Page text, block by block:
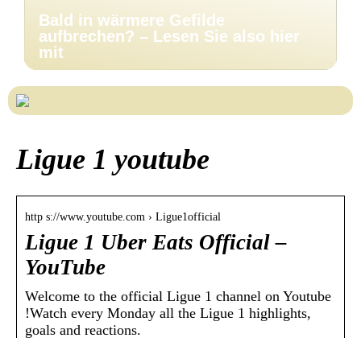
Bald in wärmere Gefilde
aufbrechen? – Lesen Sie also hier
mit
Ligue 1 youtube
http s://www.youtube.com › Ligue1official
Ligue 1 Uber Eats Official –
YouTube
Welcome to the official Ligue 1 channel on Youtube
!Watch every Monday all the Ligue 1 highlights,
goals and reactions.